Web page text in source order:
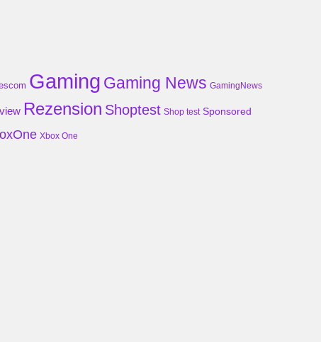
Gaming Gaming News GamingNews
Rezension Shoptest Shop test Sponsored
Xbox One